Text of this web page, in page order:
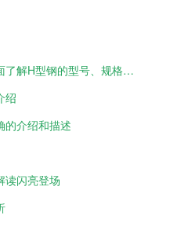
H型钢规格表及重量分析：全面了解H型钢的型号、规格和重量
绍
的介绍和描述
读闪亮登场